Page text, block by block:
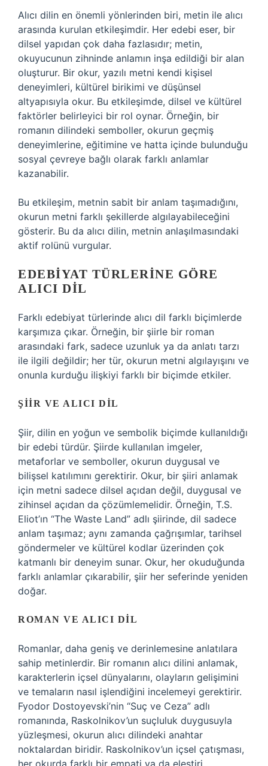
Alıcı dilin en önemli yönlerinden biri, metin ile alıcı
arasında kurulan etkileşimdir. Her edebi eser, bir
dilsel yapıdan çok daha fazlasıdır; metin,
okuyucunun zihninde anlamın inşa edildiği bir alan
oluşturur. Bir okur, yazılı metni kendi kişisel
deneyimleri, kültürel birikimi ve düşünsel
altyapısıyla okur. Bu etkileşimde, dilsel ve kültürel
faktörler belirleyici bir rol oynar. Örneğin, bir
romanın dilindeki semboller, okurun geçmiş
deneyimlerine, eğitimine ve hatta içinde bulunduğu
sosyal çevreye bağlı olarak farklı anlamlar
kazanabilir.
Bu etkileşim, metnin sabit bir anlam taşımadığını,
okurun metni farklı şekillerde algılayabileceğini
gösterir. Bu da alıcı dilin, metnin anlaşılmasındaki
aktif rolünü vurgular.
EDEBIYAT TÜRLERINE GÖRE
ALICI DIL
Farklı edebiyat türlerinde alıcı dil farklı biçimlerde
karşımıza çıkar. Örneğin, bir şiirle bir roman
arasındaki fark, sadece uzunluk ya da anlatı tarzı
ile ilgili değildir; her tür, okurun metni algılayışını ve
onunla kurduğu ilişkiyi farklı bir biçimde etkiler.
ŞIIR VE ALICI DIL
Şiir, dilin en yoğun ve sembolik biçimde kullanıldığı
bir edebi türdür. Şiirde kullanılan imgeler,
metaforlar ve semboller, okurun duygusal ve
bilişsel katılımını gerektirir. Okur, bir şiiri anlamak
için metni sadece dilsel açıdan değil, duygusal ve
zihinsel açıdan da çözümlemelidir. Örneğin, T.S.
Eliot’ın “The Waste Land” adlı şiirinde, dil sadece
anlam taşımaz; aynı zamanda çağrışımlar, tarihsel
göndermeler ve kültürel kodlar üzerinden çok
katmanlı bir deneyim sunar. Okur, her okuduğunda
farklı anlamlar çıkarabilir, şiir her seferinde yeniden
doğar.
ROMAN VE ALICI DIL
Romanlar, daha geniş ve derinlemesine anlatılara
sahip metinlerdir. Bir romanın alıcı dilini anlamak,
karakterlerin içsel dünyalarını, olayların gelişimini
ve temaların nasıl işlendiğini incelemeyi gerektirir.
Fyodor Dostoyevski’nin “Suç ve Ceza” adlı
romanında, Raskolnikov’un suçluluk duygusuyla
yüzleşmesi, okurun alıcı dilindeki anahtar
noktalardan biridir. Raskolnikov’un içsel çatışması,
her okurda farklı bir empati ya da eleştiri